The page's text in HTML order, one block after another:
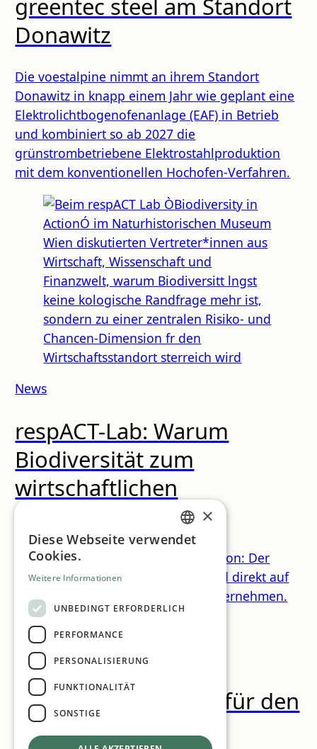
greentec steel am Standort
Donawitz
Die voestalpine nimmt an ihrem Standort
Donawitz in knapp einem Jahr wie geplant eine
Elektrolichtbogenofenanlage (EAF) in Betrieb
und kombiniert so ab 2027 die
grünstrombetriebene Elektrostahlproduktion
mit dem konventionellen Hochofen-Verfahren.
News
respACT-Lab: Warum
Biodiversität zum
wirtschaftlichen
Erfolgsfaktor wird
Lieferketten, Finanzierung, Reputation: Der
Zustand der Natur wirkt zunehmend direkt auf
den wirtschaftlichen Erfolg von Unternehmen.
News
Charity-Golf-Turnier für den
guten Zweck
GERMAN
×
Diese Webseite verwendet
Cookies.
Weitere Informationen
UNBEDINGT ERFORDERLICH
PERFORMANCE
PERSONALISIERUNG
FUNKTIONALITÄT
SONSTIGE